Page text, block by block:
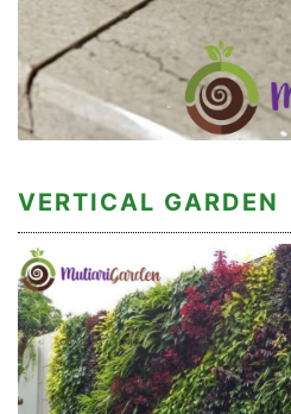
VERTICAL GARDEN